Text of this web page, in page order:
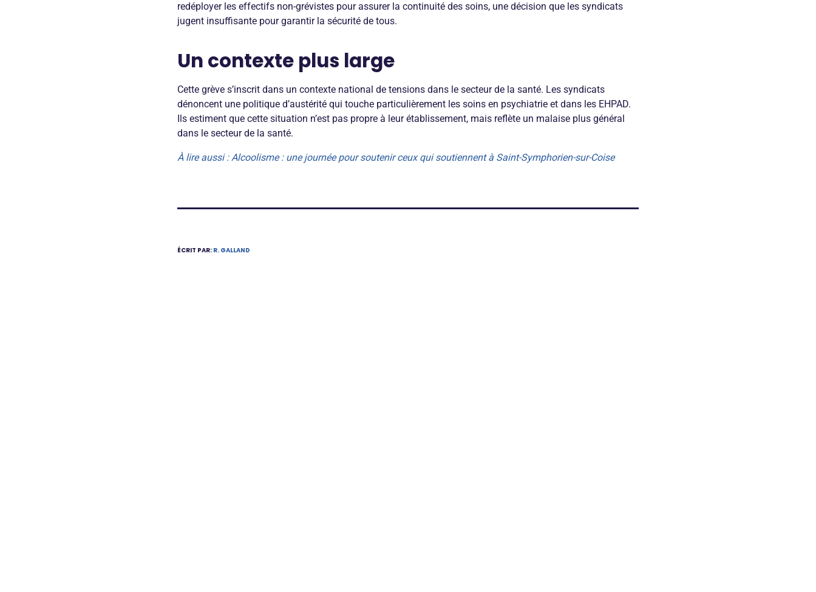
redéployer les effectifs non-grévistes pour assurer la continuité des soins, une décision que les syndicats
jugent insuffisante pour garantir la sécurité de tous.
Un contexte plus large
Cette grève s’inscrit dans un contexte national de tensions dans le secteur de la santé. Les syndicats
dénoncent une politique d’austérité qui touche particulièrement les soins en psychiatrie et dans les EHPAD.
Ils estiment que cette situation n’est pas propre à leur établissement, mais reflète un malaise plus général
dans le secteur de la santé.
À lire aussi : Alcoolisme : une journée pour soutenir ceux qui soutiennent à Saint-Symphorien-sur-Coise
ÉCRIT PAR: R. GALLAND